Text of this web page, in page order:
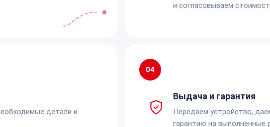
и согласовываем
детали и
04
Выдача и гарантия
Передаём устройство,
гарантию на выполненные